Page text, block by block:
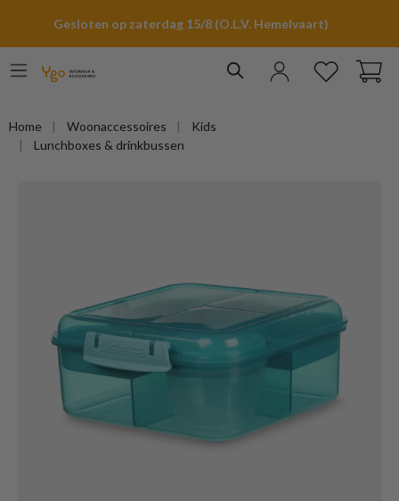
Gesloten op zaterdag 15/8 (O.L.V. Hemelvaart)
Home Woonaccessoires
Kids
Lunchboxes & drinkbussen